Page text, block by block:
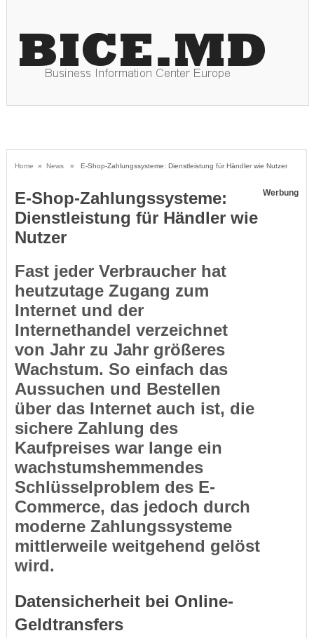
Home » News» E-Shop-Zahlungssysteme: Dienstleistung für Händler wie Nutzer
E-Shop-Zahlungssysteme:
Dienstleistung für Händler wie
Nutzer
Werbung
Fast jeder Verbraucher hat
heutzutage Zugang zum
Internet und der
Internethandel verzeichnet
von Jahr zu Jahr größeres
Wachstum. So einfach das
Aussuchen und Bestellen
über das Internet auch ist, die
sichere Zahlung des
Kaufpreises war lange ein
wachstumshemmendes
Schlüsselproblem des E-
Commerce, das jedoch durch
moderne Zahlungssysteme
mittlerweile weitgehend gelöst
wird.
Datensicherheit bei Online-
Geldtransfers